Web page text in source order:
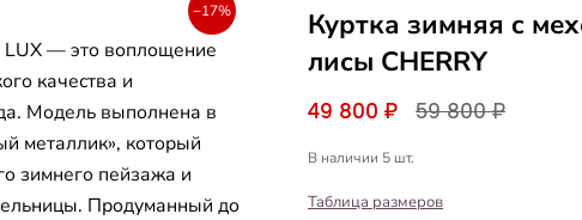
−17%
LUX — это воплощение
качества и
Модель выполнена в
металлик», который
зимнего пейзажа и
Продуманный до
Куртка зимняя c
лисы CHERRY
49 800 ₽ 59 800 ₽
В наличии 5 шт.
Таблица размеров